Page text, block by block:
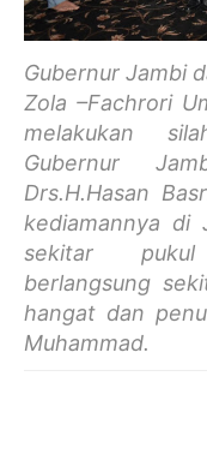
Gubernur Jambi
Zola –Fachrori
melakukan
Gubernur
Drs.H.Hasan
kediamannya di
sekitar pukul
berlangsung
hangat dan
Muhammad.